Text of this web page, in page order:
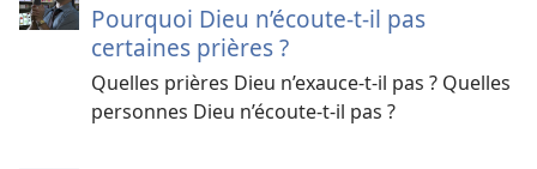
Pourquoi Dieu n’écoute-t-il pas
certaines prières ?
Quelles prières Dieu n’exauce-t-il pas ? Quelles
personnes Dieu n’écoute-t-il pas ?